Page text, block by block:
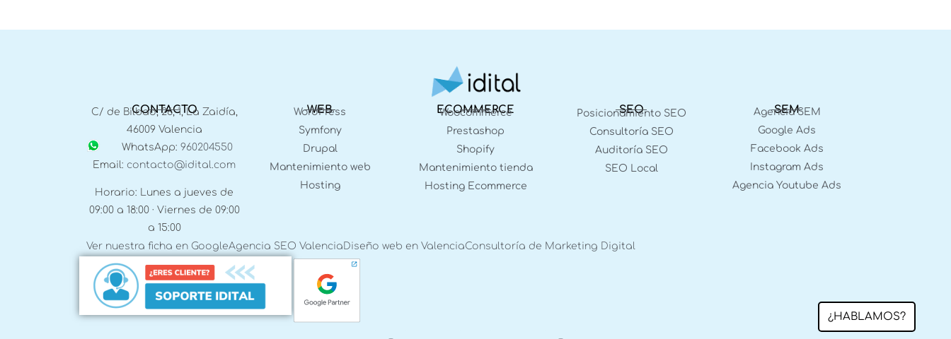
CONTACTO
C/ de Bilbao, 26, 1, La Zaidía,
46009 Valencia
WhatsApp: 960204550
Email: contacto@idital.com
Horario: Lunes a jueves de
09:00 a 18:00 · Viernes de 09:00
a 15:00
WEB
WordPress
Symfony
Drupal
Mantenimiento web
Hosting
ECOMMERCE
Woocommerce
Prestashop
Shopify
Mantenimiento tienda
Hosting Ecommerce
SEO
Posicionamiento SEO
Consultoría SEO
Auditoría SEO
SEO Local
SEM
Agencia SEM
Google Ads
Facebook Ads
Instagram Ads
Agencia Youtube Ads
Ver nuestra ficha en GoogleAgencia SEO Valencia Diseño web en ValenciaConsultoría de Marketing Digital
¿HABLAMOS?